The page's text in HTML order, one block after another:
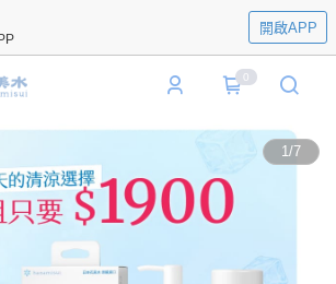
開啟APP
0
1/7